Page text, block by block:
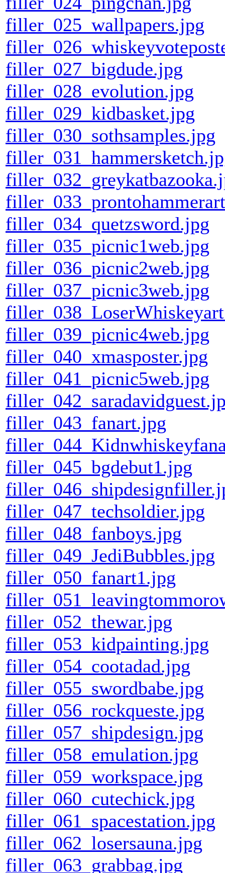
filler_025_wallpapers.jpg
filler_027_bigdude.jpg
filler_028_evolution.jpg
filler_029_kidbasket.jpg
filler_030_sothsamples.jpg
filler_034_quetzsword.jpg
filler_035_picnic1web.jpg
filler_036_picnic2web.jpg
filler_037_picnic3web.jpg
filler_039_picnic4web.jpg
filler_040_xmasposter.jpg
filler_041_picnic5web.jpg
filler_043_fanart.jpg
filler_045_bgdebut1.jpg
filler_047_techsoldier.jpg
filler_048_fanboys.jpg
filler_049_JediBubbles.jpg
filler_050_fanart1.jpg
filler_052_thewar.jpg
filler_053_kidpainting.jpg
filler_054_cootadad.jpg
filler_055_swordbabe.jpg
filler_056_rockqueste.jpg
filler_057_shipdesign.jpg
filler_058_emulation.jpg
filler_059_workspace.jpg
filler_060_cutechick.jpg
filler_061_spacestation.jpg
filler_062_losersauna.jpg
filler_063_grabbag.jpg